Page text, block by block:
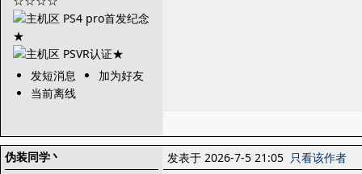
发短消息
加为好友
当前离线
伪装同学丶
发表于 2026-7-5 21:05 只看该作者